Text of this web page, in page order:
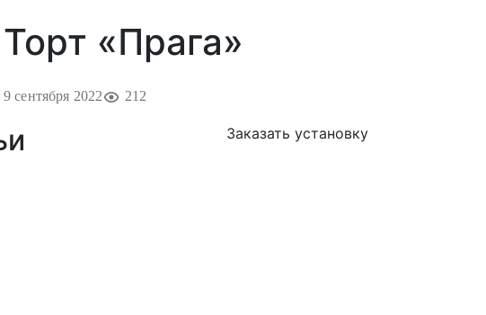
Торт «Прага»
9 сентября 2022 212
Заказать установку